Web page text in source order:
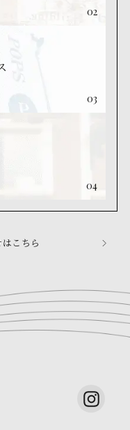
02
03
04
こちら